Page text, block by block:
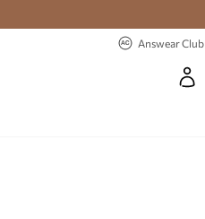
Answear Club